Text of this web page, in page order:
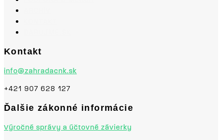
Kontakt
info@zahradacnk.sk
+421 907 628 127
Ďalšie zákonné informácie
Výročné správy a účtovné závierky